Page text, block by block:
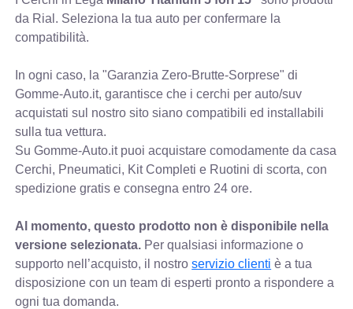
da Rial. Seleziona la tua auto per confermare la
compatibilità.
In ogni caso, la "Garanzia Zero-Brutte-Sorprese" di
Gomme-Auto.it, garantisce che i cerchi per auto/suv
acquistati sul nostro sito siano compatibili ed installabili
sulla tua vettura.
Su Gomme-Auto.it puoi acquistare comodamente da casa
Cerchi, Pneumatici, Kit Completi e Ruotini di scorta, con
spedizione gratis e consegna entro 24 ore.
Al momento, questo prodotto non è disponibile nella
versione selezionata. Per qualsiasi informazione o
supporto nell’acquisto, il nostroservizio clienti è a tua
disposizione con un team di esperti pronto a rispondere a
ogni tua domanda.